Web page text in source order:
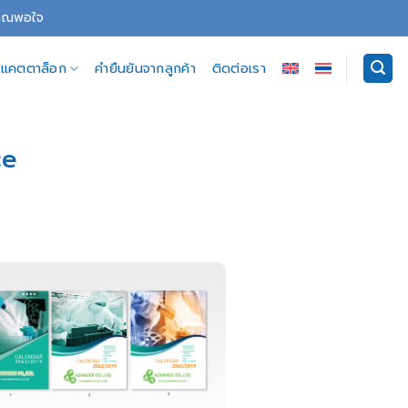
ณพอใจ
คตตาล็อก คำยืนยันจากลูกค้า ติดต่อเรา